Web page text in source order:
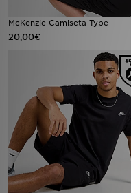
McKenzie Camiseta Type
20,00€